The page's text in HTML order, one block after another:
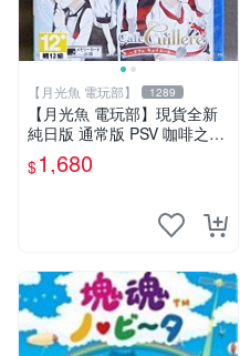
【月光魚 電玩部】 1289
【月光魚 電玩部】現貨全新
純日版 通常版 PSV 咖啡之匙
Cafe Cuillere 咖啡匙 普通版
純日版
$1,680